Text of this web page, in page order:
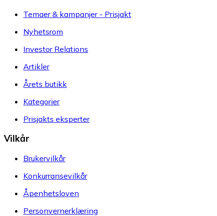
Temaer & kampanjer - Prisjakt
Nyhetsrom
Investor Relations
Artikler
Årets butikk
Kategorier
Prisjakts eksperter
Vilkår
Brukervilkår
Konkurransevilkår
Åpenhetsloven
Personvernerklæring